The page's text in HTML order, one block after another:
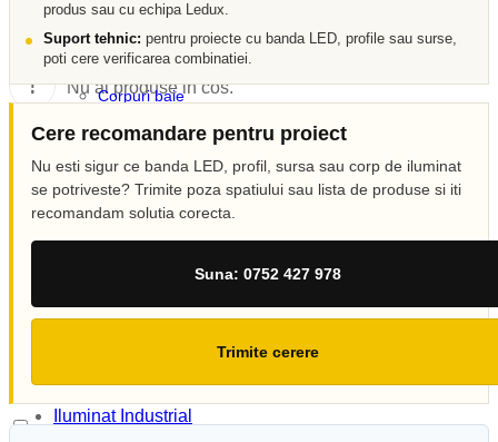
Coș (0)Închide
Nu ai produse in cos.
vanzari@ledux.ro
00.00lei
Coș (0)Închide
CATEGORII LEDUX
CATEGORII LEDUX
Corpuri baie
Panouri cu LED
Spoturi LED
Candelabre
Aplici
Lampi de veghe
Iluminat exterior decorativ
Iluminat Industrial
produs sau cu echipa Ledux.
Suport tehnic: pentru proiecte cu banda LED, profile sau surse,
poti cere verificarea combinatiei.
Cere recomandare pentru proiect
Nu esti sigur ce banda LED, profil, sursa sau corp de iluminat
se potriveste? Trimite poza spatiului sau lista de produse si iti
recomandam solutia corecta.
Suna: 0752 427 978
Trimite cerere